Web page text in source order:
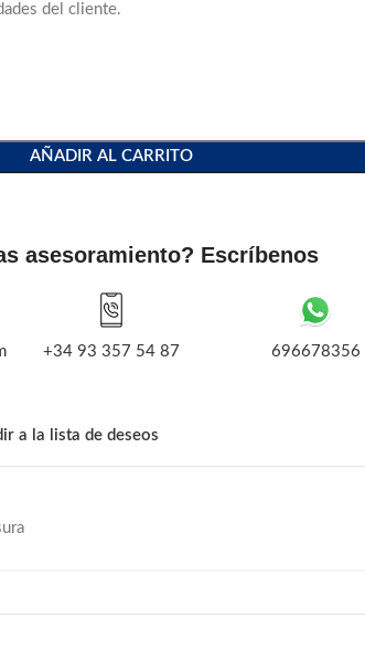
del cliente.
AÑADIR AL CARRITO
asesoramiento? Escríbenos
+34 93 357 54 87 696678356
a la lista de deseos